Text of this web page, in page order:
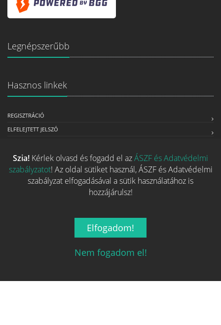
Legnépszerűbb
Hasznos linkek
REGISZTRÁCIÓ
ELFELEJTETT JELSZÓ
ÁSZF ÉS ADATVÉDELMI SZABÁLYZAT
ÜZLETEKNEK SZÁNT SZOLGÁLTATÁSOK
MÉDIAAJÁNLAT
Ha szeretnéd felvenni velünk a kapcsolatot nyugodtan írj egy
Szia! Kérlek olvasd és fogadd el azÁSZF és Adatvédelmi
szabályzatot! Az oldal sütiket használ, ÁSZF és Adatvédelmi
szabályzat elfogadásával a sütik használatához is
hozzájárulsz!
Elfogadom!
Nem fogadom el!